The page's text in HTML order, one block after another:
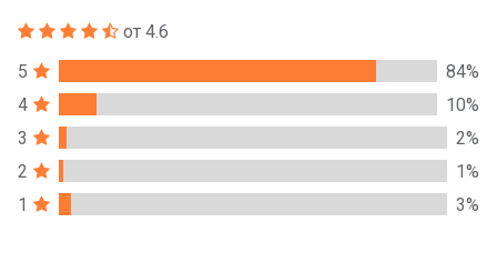
от 4.6
5
84%
4
10%
3
2%
2
1%
1
3%